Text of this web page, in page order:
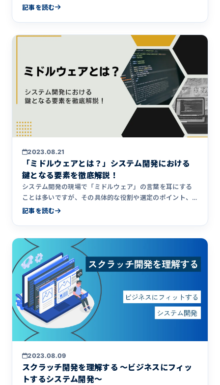
解決します。
記事を読む
2023.08.21
「ミドルウェアとは？」システム開発における
鍵となる要素を徹底解説！
システム開発の現場で「ミドルウェア」の言葉を耳にする
ことは多いですが、その具体的な役割や選定のポイント、
活用方法について&hellip;
記事を読む
2023.08.09
スクラッチ開発を理解する 〜ビジネスにフィッ
トするシステム開発〜